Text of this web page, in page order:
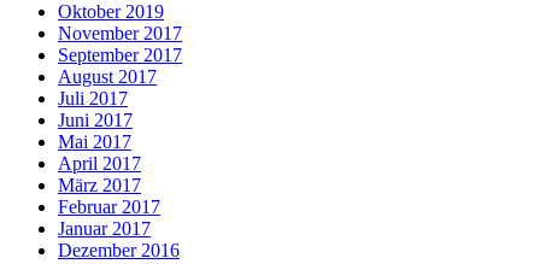
Oktober 2019
November 2017
September 2017
August 2017
Juli 2017
Juni 2017
Mai 2017
April 2017
März 2017
Februar 2017
Januar 2017
Dezember 2016